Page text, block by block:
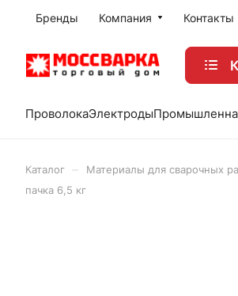
Бренды Компания Контакты
ПроволокаЭлектроды
Каталог Материалы для сварочных
пачка 6,5 кг